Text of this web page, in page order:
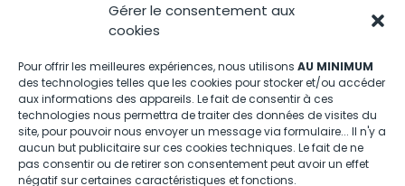
Gérer le consentement aux
cookies
Pour offrir les meilleures expériences, nous utilisons AU MINIMUM
des technologies telles que les cookies pour stocker et/ou accéder
aux informations des appareils. Le fait de consentir à ces
technologies nous permettra de traiter des données de visites du
site, pour pouvoir nous envoyer un message via formulaire... Il n'y a
aucun but publicitaire sur ces cookies techniques. Le fait de ne
pas consentir ou de retirer son consentement peut avoir un effet
négatif sur certaines caractéristiques et fonctions.
Nous contacter
04.88.08.75.28
contactBT@bleu-tomate.fr
Kit média
Kit média Bleu Tomate